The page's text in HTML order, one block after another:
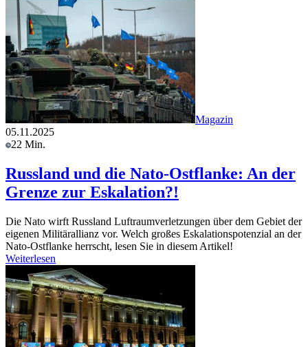
Magazin
05.11.2025
22 Min.
Russland und die Nato-Ostflanke: An der
Grenze zur Eskalation?!
Die Nato wirft Russland Luftraumverletzungen über dem Gebiet der
eigenen Militärallianz vor. Welch großes Eskalationspotenzial an der
Nato-Ostflanke herrscht, lesen Sie in diesem Artikel!
Weiterlesen